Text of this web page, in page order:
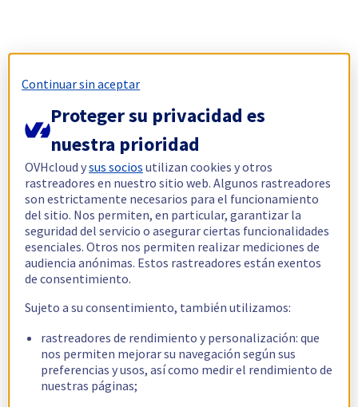
Continuar sin aceptar
Proteger su privacidad es
nuestra prioridad
OVHcloud ysus socios utilizan cookies y otros
rastreadores en nuestro sitio web. Algunos rastreadores
son estrictamente necesarios para el funcionamiento
del sitio. Nos permiten, en particular, garantizar la
seguridad del servicio o asegurar ciertas funcionalidades
esenciales. Otros nos permiten realizar mediciones de
audiencia anónimas. Estos rastreadores están exentos
de consentimiento.
Sujeto a su consentimiento, también utilizamos:
rastreadores de rendimiento y personalización: que
nos permiten mejorar su navegación según sus
preferencias y usos, así como medir el rendimiento de
nuestras páginas;